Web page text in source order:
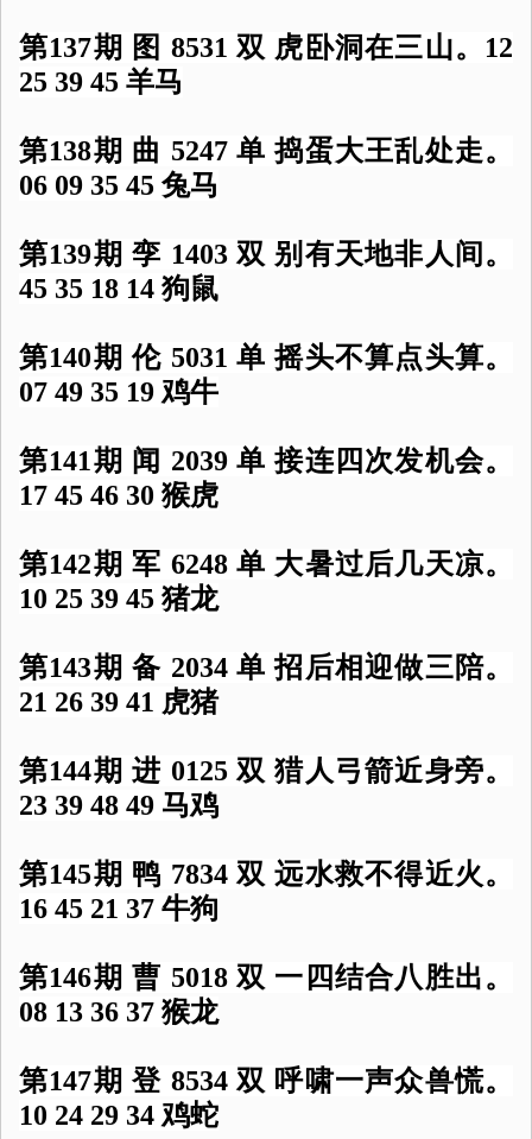
第137期 图 8531 双 虎卧洞在三山。12
25 39 45 羊马
第138期 曲 5247 单 捣蛋大王乱处走。
06 09 35 45 兔马
第139期 孪 1403 双 别有天地非人间。
45 35 18 14 狗鼠
第140期 伦 5031 单 摇头不算点头算。
07 49 35 19 鸡牛
第141期 闻 2039 单 接连四次发机会。
17 45 46 30 猴虎
第142期 军 6248 单 大暑过后几天凉。
10 25 39 45 猪龙
第143期 备 2034 单 招后相迎做三陪。
21 26 39 41 虎猪
第144期 进 0125 双 猎人弓箭近身旁。
23 39 48 49 马鸡
第145期 鸭 7834 双 远水救不得近火。
16 45 21 37 牛狗
第146期 曹 5018 双 一四结合八胜出。
08 13 36 37 猴龙
第147期 登 8534 双 呼啸一声众兽慌。
10 24 29 34 鸡蛇